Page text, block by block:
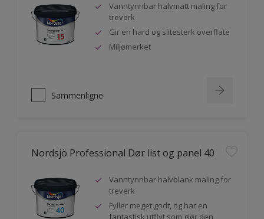
Vanntynnbar halvmatt maling for
treverk
Gir en hard og slitesterk overflate
Miljømerket
Sammenligne
Nordsjö Professional Dør list og panel 40
Vanntynnbar halvblank maling for
treverk
Fyller meget godt, og har en
fantastisk utflyt som gjør den